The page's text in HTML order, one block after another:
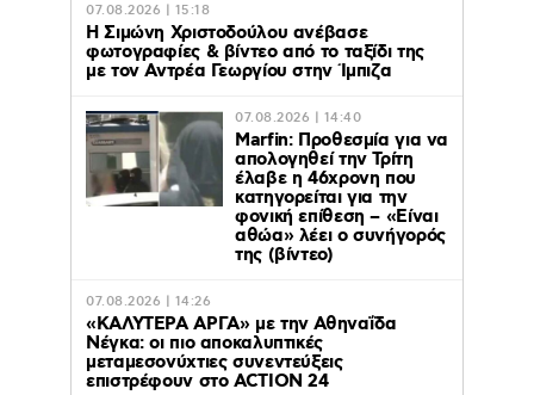
07.08.2026 | 15:18
Η Σιμώνη Χριστοδούλου ανέβασε
φωτογραφίες & βίντεο από το ταξίδι της
με τον Αντρέα Γεωργίου στην Ίμπιζα
07.08.2026 | 14:40
Marfin: Προθεσμία για να
απολογηθεί την Τρίτη
έλαβε η 46χρονη που
κατηγορείται για την
φονική επίθεση – «Είναι
αθώα» λέει ο συνήγορός
της (βίντεο)
07.08.2026 | 14:26
«ΚΑΛΥΤΕΡΑ ΑΡΓΑ» με την Αθηναΐδα
Νέγκα: οι πιο αποκαλυπτικές
μεταμεσονύχτιες συνεντεύξεις
επιστρέφουν στο ACTION 24